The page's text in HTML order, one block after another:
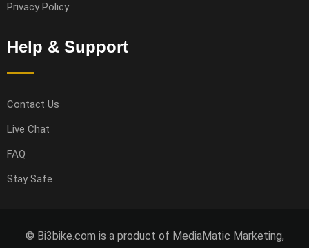
Privacy Policy
Help & Support
Contact Us
Live Chat
FAQ
Stay Safe
© Bi3bike.com is a product of MediaMatic Marketing,